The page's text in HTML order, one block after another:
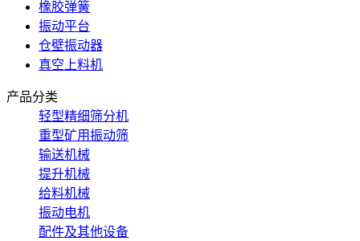
橡胶弹簧
振动平台
仓壁振动器
真空上料机
产品分类
轻型精细筛分机
重型矿用振动筛
输送机械
提升机械
给料机械
振动电机
配件及其他设备